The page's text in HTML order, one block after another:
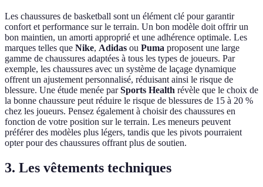
Les chaussures de basketball sont un élément clé pour garantir
confort et performance sur le terrain. Un bon modèle doit offrir un
bon maintien, un amorti approprié et une adhérence optimale. Les
marques telles que Nike, Adidas ou Puma proposent une large
gamme de chaussures adaptées à tous les types de joueurs. Par
exemple, les chaussures avec un système de laçage dynamique
offrent un ajustement personnalisé, réduisant ainsi le risque de
blessure. Une étude menée parSports Health révèle que le choix de
la bonne chaussure peut réduire le risque de blessures de 15 à 20 %
chez les joueurs. Pensez également à choisir des chaussures en
fonction de votre position sur le terrain. Les meneurs peuvent
préférer des modèles plus légers, tandis que les pivots pourraient
opter pour des chaussures offrant plus de soutien.
3. Les vêtements techniques